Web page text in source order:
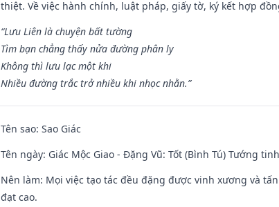
thiệt. Về việc hành chính, luật pháp, giấy tờ, ký kết hợp
“Lưu Liên là chuyện bất tường
Tìm bạn chẳng thấy nửa đường phân ly
Không thì lưu lạc một khi
Nhiều đường trắc trở nhiều khi nhọc nhằn.”
Tên sao: Sao Giác
Tên ngày: Giác Mộc Giao - Đặng Vũ: Tốt (Bình Tú) Tướng
Nên làm: Mọi việc tạo tác đều đặng được vinh xương và
đạt cao.